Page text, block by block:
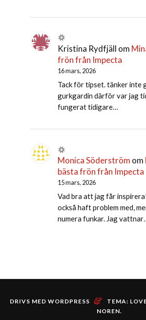
Kristina Rydfjäll om
frön från Impecta
16 mars, 2026
Tack för tipset. tänker inte
gurkgardin därför var jag
fungerat tidigare…
Monica Söderström om
bästa frön från Impecta
15 mars, 2026
Vad bra att jag får
också haft problem med,
numera funkar. Jag
DRIVS MED WORDPRESS & TEMA:
NOREN.